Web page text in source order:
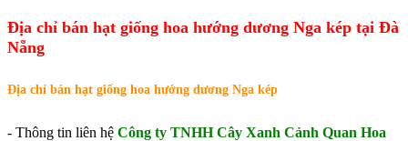
Địa chỉ bán hạt giống hoa hướng dương Nga kép tại Đà
Nẵng
Địa chỉ bán hạt giống hoa hướng dương Nga kép
- Thông tin liên hệ Công ty TNHH Cây Xanh Cảnh Quan Hoa